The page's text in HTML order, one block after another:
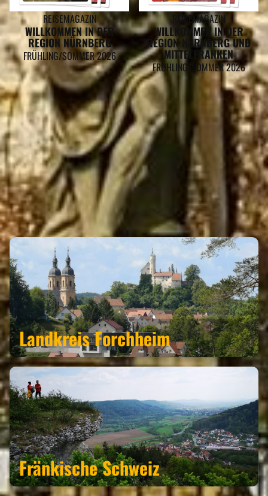
REISEMAGAZIN
WILLKOMMEN IN DER
REGION NÜRNBERG
FRÜHLING/SOMMER 2026
REISEMAGAZIN
WILLKOMMEN IN DER
REGION NÜRNBERG UND
MITTELFRANKEN
FRÜHLING/SOMMER 2026
KUNREUTH GEHÖRT ZU DEN
REGIONEN
Landkreis Forchheim
Fränkische Schweiz